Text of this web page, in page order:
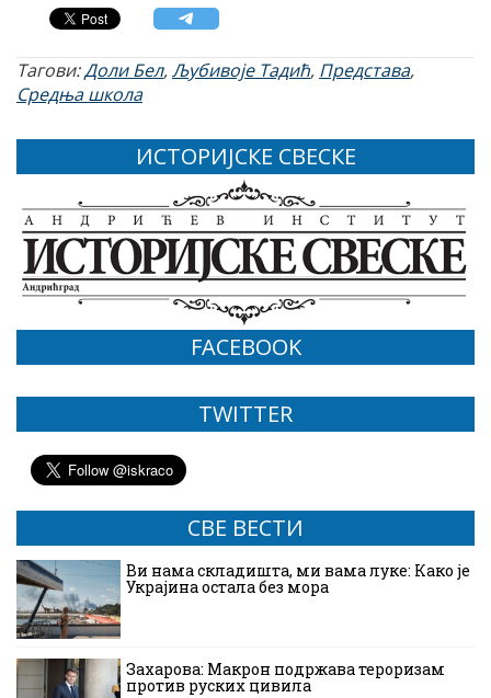
Тагови:Доли Бел,Љубивоје Тадић, Представа,
Средња школа
ИСТОРИЈСКЕ СВЕСКЕ
FACEBOOK
TWITTER
СВЕ ВЕСТИ
Ви нама складишта, ми вама луке: Како је
Украјина остала без мора
Захарова: Макрон подржава тероризам
против руских цивила